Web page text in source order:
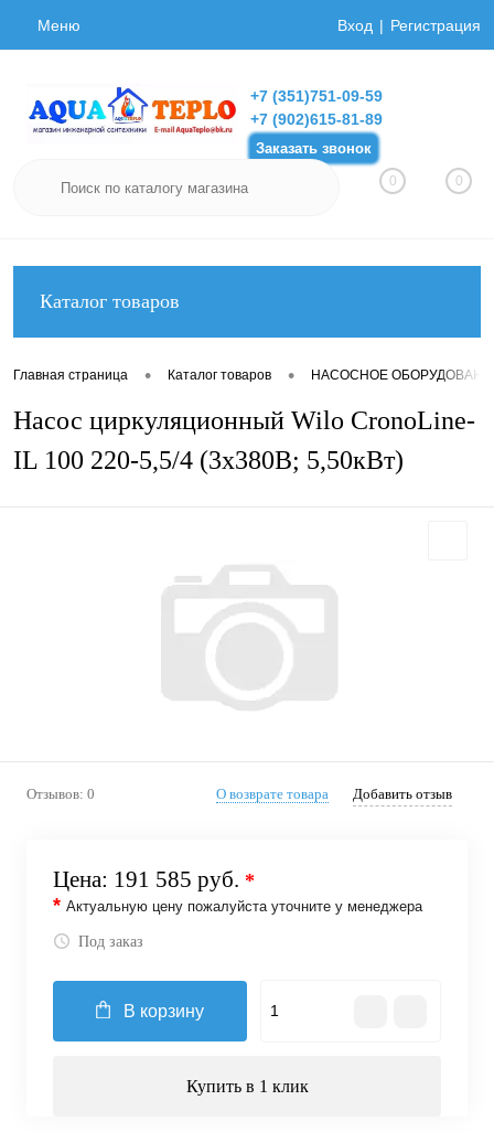
Меню Вход Регистрация
+7 (351)751-09-59
+7 (902)615-81-89
Заказать звонок
0 0
Каталог товаров
Главная страница • Каталог товаров • НАСОСНОЕ
Насос циркуляционный Wilo CronoLine-
IL 100 220-5,5/4 (3х380В; 5,50кВт)
Отзывов: 0 О возврате товара Добавить отзыв
Цена: 191 585 руб. *
* Актуальную цену пожалуйста уточните у менеджера
Под заказ
В корзину
Купить в 1 клик